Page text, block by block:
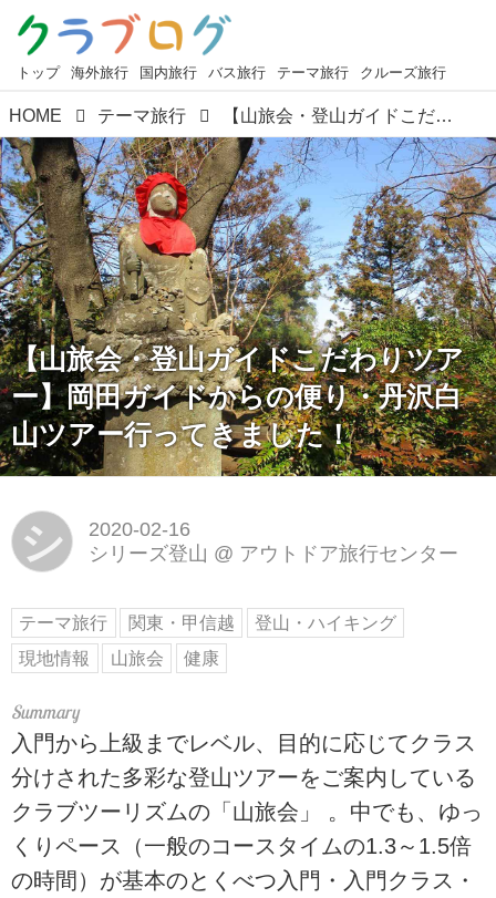
トップ 海外旅行 国内旅行 バス旅行 テーマ旅行 クルーズ旅行
HOME テーマ旅行 【山旅会・登山ガイドこだわりツアー】岡田ガイドからの便り・丹沢白山ツアー行ってきました！
【山旅会・登山ガイドこだわりツア
ー】岡田ガイドからの便り・丹沢白
山ツアー行ってきました！
シ
2020-02-16
シリーズ登山 @ アウトドア旅行センター
テーマ旅行 関東・甲信越
登山・ハイキング
現地情報
山旅会 健康
入門から上級までレベル、目的に応じてクラス
分けされた多彩な登山ツアーをご案内している
クラブツーリズムの「山旅会」 。中でも、ゆっ
くりペース（一般のコースタイムの1.3～1.5倍
の時間）が基本のとくべつ入門・入門クラス・